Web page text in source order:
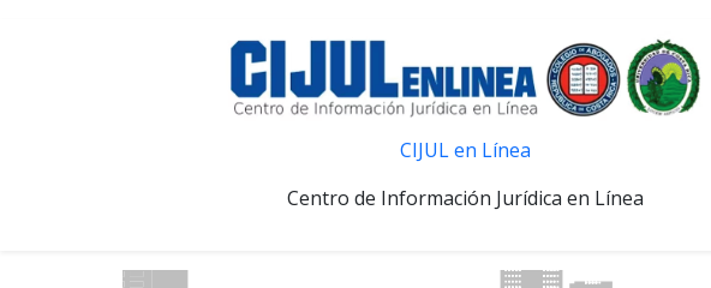
CIJUL en Línea
Centro de Información Jurídica en Línea